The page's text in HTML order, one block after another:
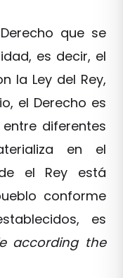
que se
es decir, el
la Ley del Rey,
el Derecho es
diferentes
en el
el Rey está
conforme
es
according the